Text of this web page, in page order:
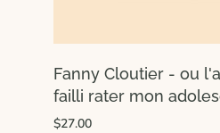
Fanny Cloutier - ou
failli rater mon
$27.00